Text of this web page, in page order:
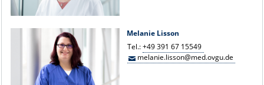
Melanie Lisson
Tel.:+49 391 67 15549
melanie.lisson@med.ovgu.de